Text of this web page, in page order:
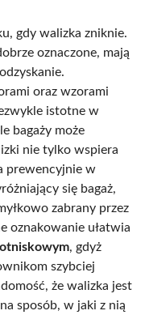
gdy walizka zniknie.
oznaczone, mają
oraz wzorami
istotne w
bagaży może
nie tylko wspiera
prewencyjnie w
się bagaż,
zabrany przez
oznakowanie ułatwia
, gdyż
szybciej
że walizka jest
sposób, w jaki z nią